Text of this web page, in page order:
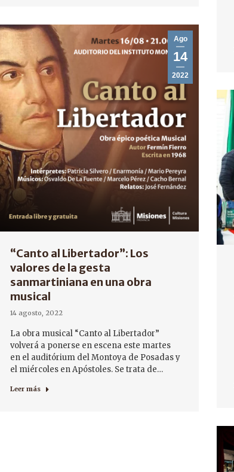
Ago
14
2022
“Canto al Libertador”: Los
valores de la gesta
sanmartiniana en una obra
musical
14 agosto, 2022
La obra musical “Canto al Libertador”
volverá a ponerse en escena este martes
en el auditórium del Montoya de Posadas y
el miércoles en Apóstoles. Se trata de…
Leer más